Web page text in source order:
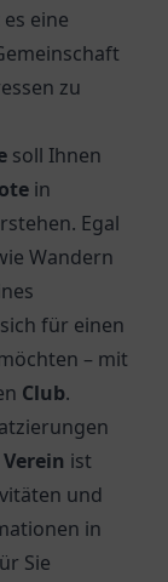
eine
zu
soll Ihnen
in
Egal
Wandern
für einen
– mit
Club.
Verein ist
und
in
Sie